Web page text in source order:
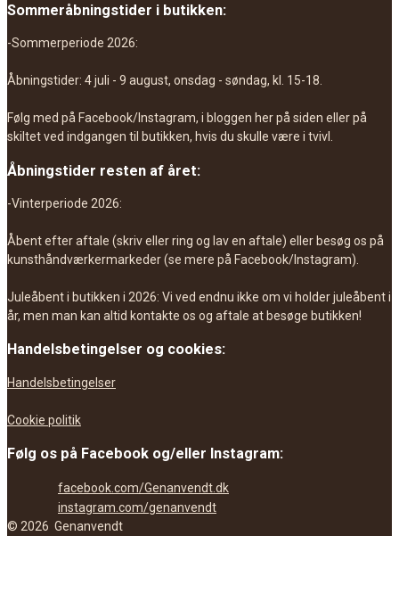
Sommeråbningstider i butikken:
-Sommerperiode 2026:
Åbningstider: 4 juli - 9 august, onsdag - søndag, kl. 15-18.
Følg med på Facebook/Instagram, i bloggen her på siden eller på
skiltet ved indgangen til butikken, hvis du skulle være i tvivl.
Åbningstider resten af året:
-Vinterperiode 2026:
Åbent efter aftale (skriv eller ring og lav en aftale) eller besøg os på
kunsthåndværkermarkeder (se mere på Facebook/Instagram).
Juleåbent i butikken i 2026: Vi ved endnu ikke om vi holder juleåbent i
år, men man kan altid kontakte os og aftale at besøge butikken!
Handelsbetingelser og cookies:
Handelsbetingelser
Cookie politik
Følg os på Facebook og/eller Instagram:
facebook.com/Genanvendt.dk
instagram.com/genanvendt
© 2026 Genanvendt